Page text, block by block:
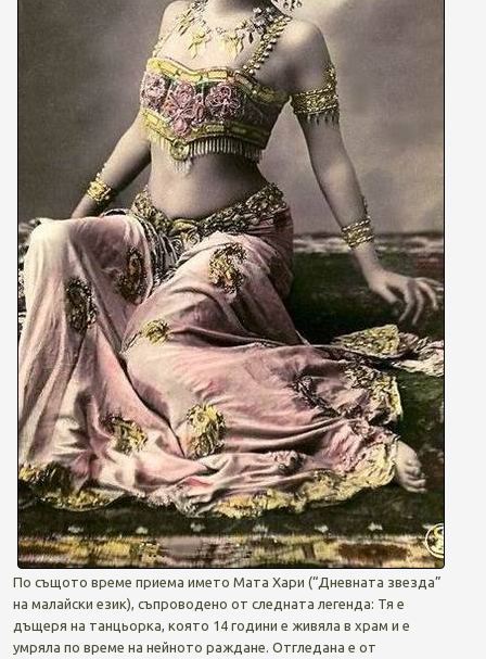
По същото време приема името Мата Хари (“Дневната звезда”
на малайски език), съпроводено от следната легенда: Тя е
дъщеря на танцьорка, която 14 години е живяла в храм и е
умряла по време на нейното раждане. Отгледана е от